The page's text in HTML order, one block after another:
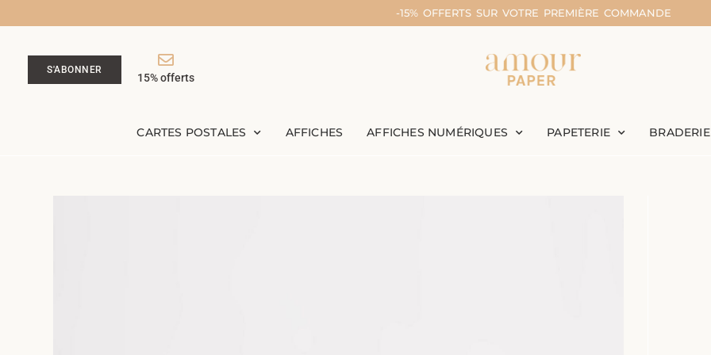
-15% OFFERTS SUR VOTRE PREMIÈRE COMMANDE
S'ABONNER
15% offerts
CARTES POSTALES AFFICHES AFFICHES NUMÉRIQUES PAPETERIE BRADERIE